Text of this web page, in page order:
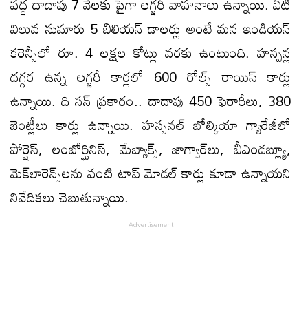
విలువ సుమారు 5 బిలియన్ డాలర్లు అంటే మన ఇండియన్
కరెన్సీలో రూ. 4 లక్షల కోట్లు వరకు ఉంటుంది. హస్పన్ల
దగ్గర ఉన్న లగ్జరీ కార్లలో 600 రోల్స్ రాయిస్ కార్లు
ఉన్నాయి. ది సన్ ప్రకారం.. దాదాపు 450 ఫెరారీలు, 380
బెంట్లీలు కార్లు ఉన్నాయి. హస్సనల్ బోల్కియా గ్యారేజీలో
పోర్షెస్, లంబోర్ఘినిస్, మేబ్యాక్స్, జాగ్వార్‌లు, బీఎండబ్ల్యూ,
మెక్‌లారెన్స్‌లను వంటి టాప్ మోడల్ కార్లు కూడా ఉన్నాయని
నివేదికలు చెబుతున్నాయి.